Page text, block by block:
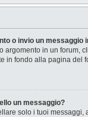
o invio un messaggio
argomento in un forum,
in fondo alla pagina del
un messaggio?
solo i tuoi